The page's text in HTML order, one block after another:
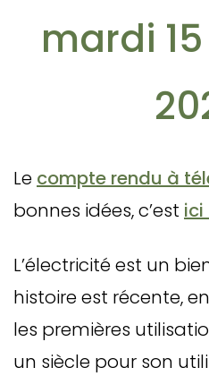
mardi
Le compte rendu à
bonnes idées, c’est ici
L’électricité est un
histoire est récente,
les premières
un siècle pour son